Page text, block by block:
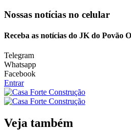
Nossas notícias no celular
Receba as notícias do JK do Povão
Telegram
Whatsapp
Facebook
Entrar
Veja também